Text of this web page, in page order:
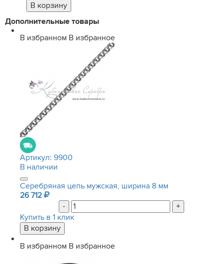
Дополнительные товары
В избранном В избранное
Артикул: 9900
В наличии
Серебряная цепь мужская, ширина 8 мм
26 712
-
+
Купить в 1 клик
В избранном В избранное